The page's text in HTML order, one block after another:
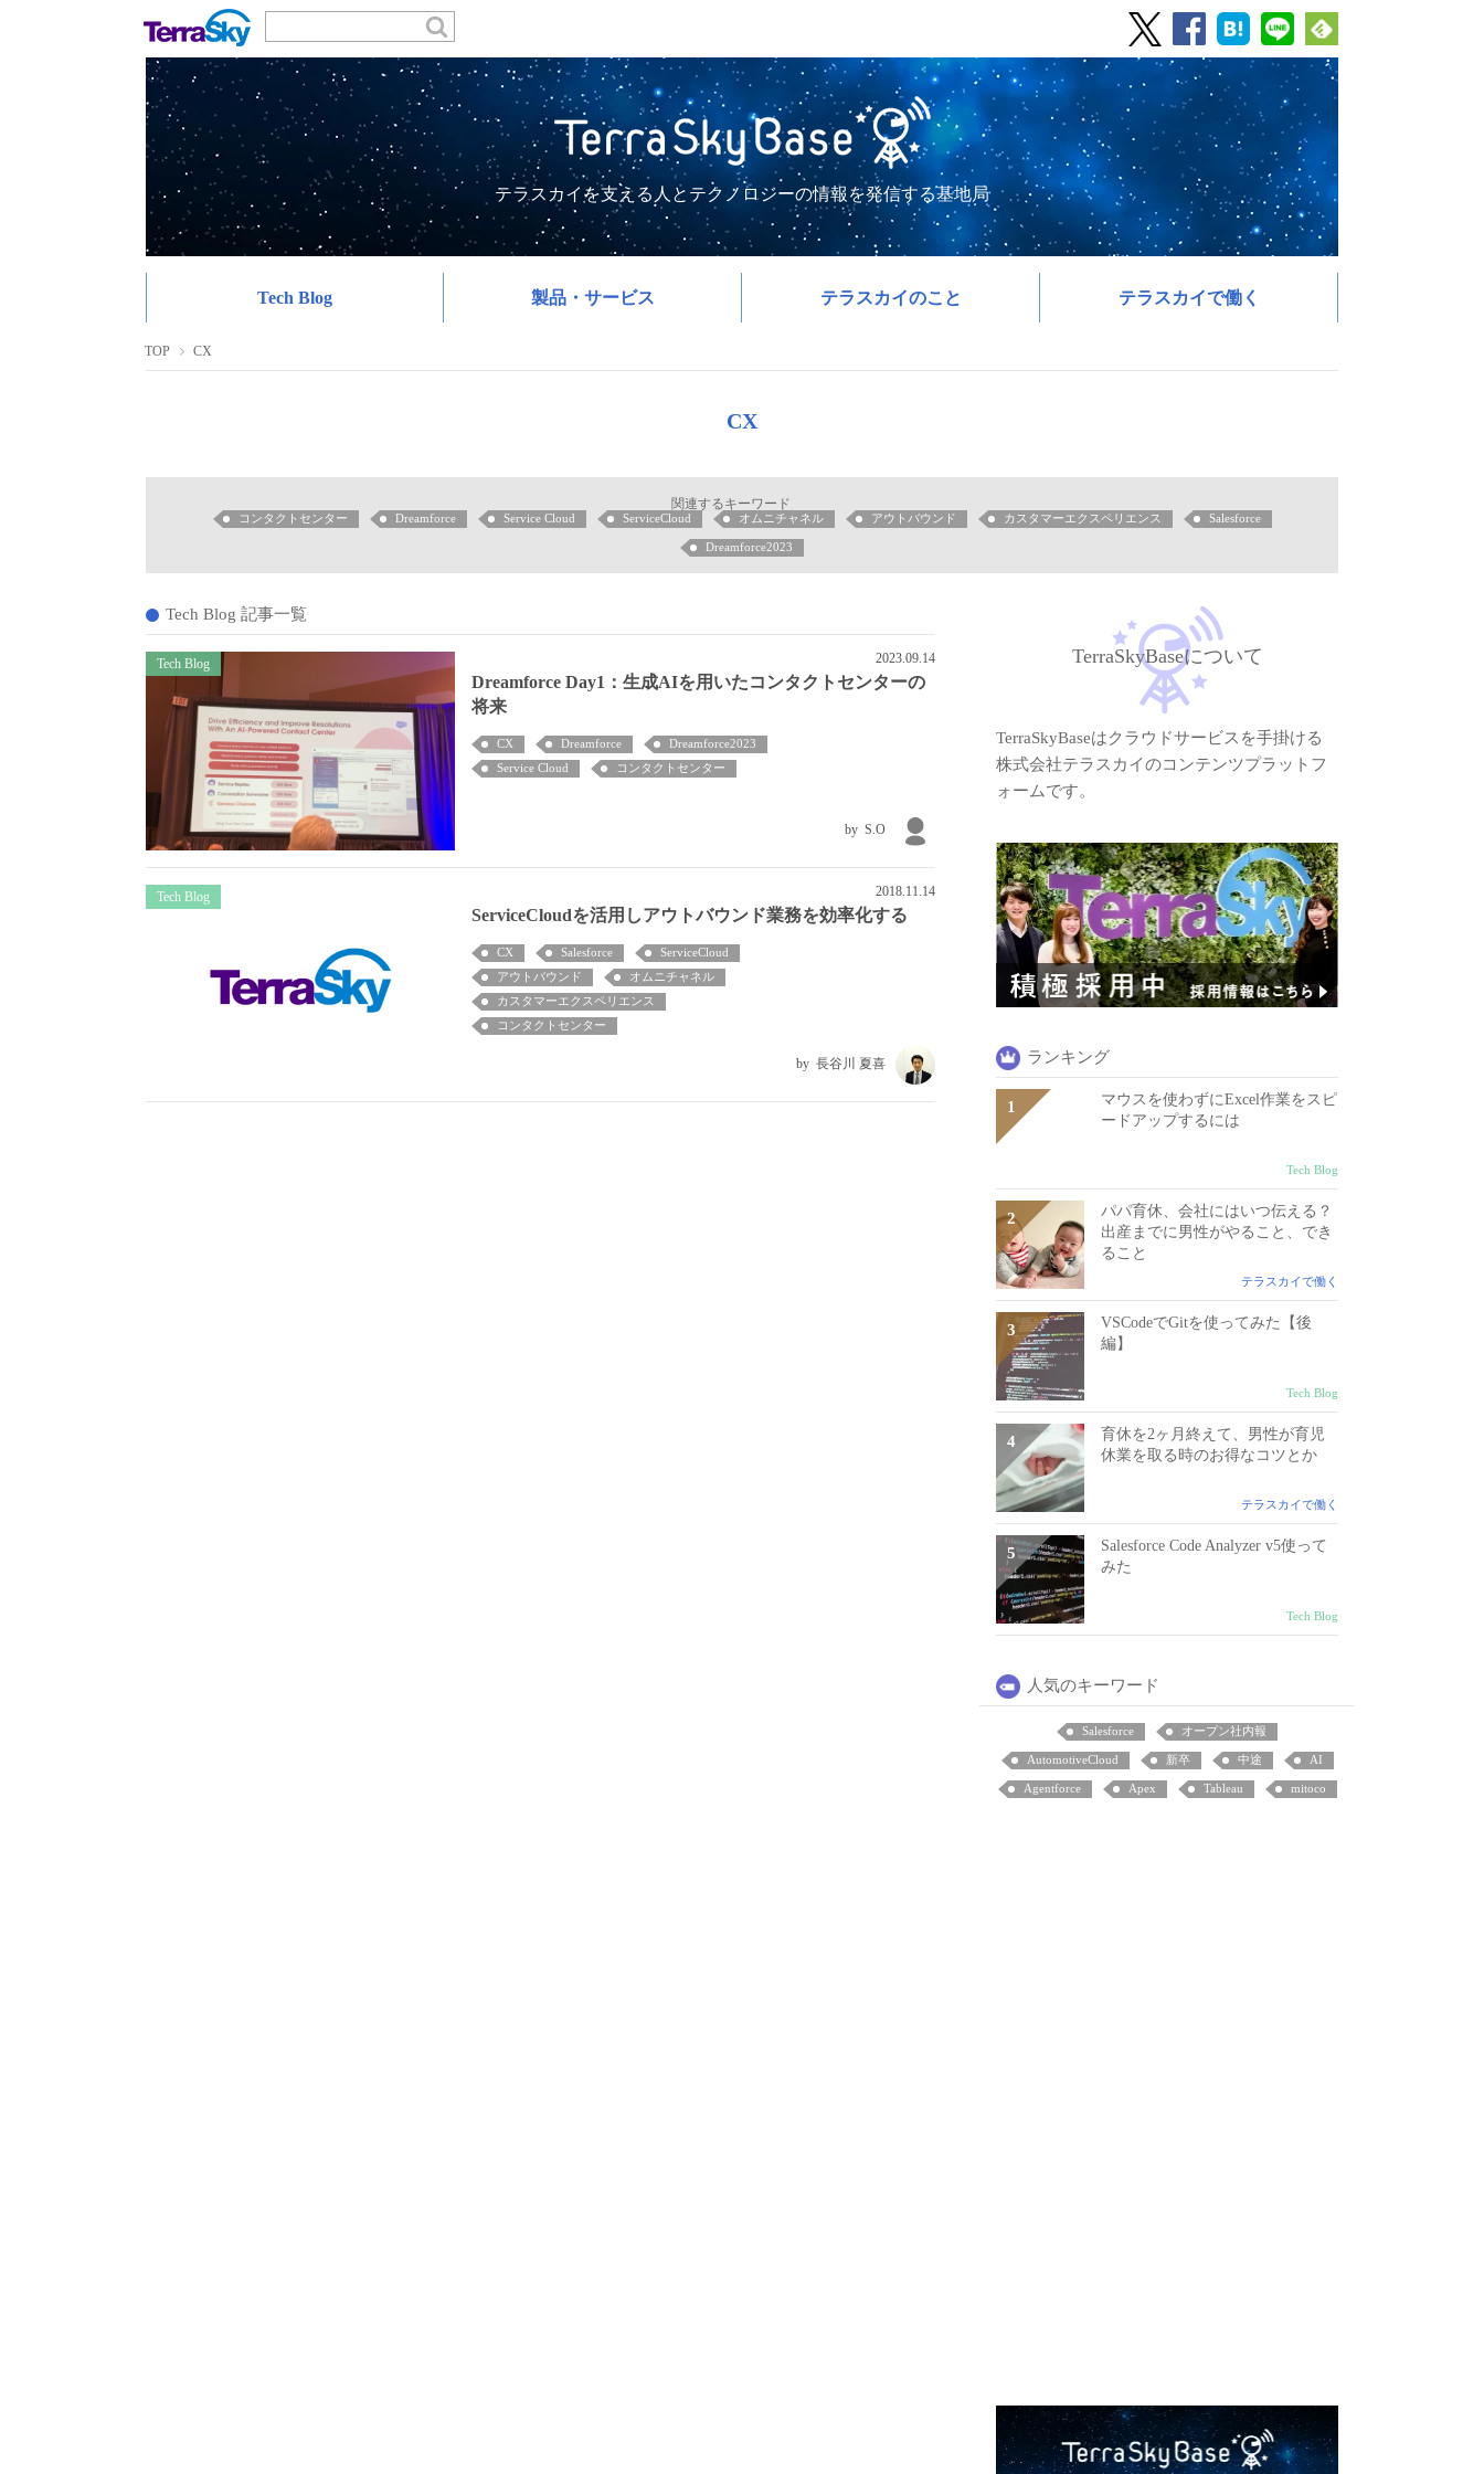
テラスカイを支える人とテクノロジーの情報を発信する基地局
Tech Blog 製品・サービス テラスカイのこと テラスカイで働く
TOP CX
CX
関連するキーワード
コンタクトセンター Dreamforce Service Cloud ServiceCloud オムニチャネル アウトバウンド カスタマーエクスペリエンス Salesforce
Dreamforce2023
Tech Blog 記事一覧
Tech Blog 2023.09.14
Dreamforce Day1：生成AIを用いたコンタクトセンターの
将来
CX Dreamforce
Dreamforce2023
Service Cloud
コンタクトセンター
S.O
Tech Blog 2018.11.14
ServiceCloudを活用しアウトバウンド業務を効率化する
CX Salesforce
ServiceCloud
アウトバウンド
オムニチャネル
カスタマーエクスペリエンス
コンタクトセンター
長谷川 夏喜
TerraSkyBaseについて
TerraSkyBaseはクラウドサービスを手掛ける
株式会社テラスカイのコンテンツプラットフ
ォームです。
ランキング
マウスを使わずにExcel作業をスピ
ードアップするには
Tech Blog
パパ育休、会社にはいつ伝える？
出産までに男性がやること、でき
ること
テラスカイで働く
VSCodeでGitを使ってみた【後
編】
Tech Blog
育休を2ヶ月終えて、男性が育児
休業を取る時のお得なコツとか
テラスカイで働く
Salesforce Code Analyzer v5使って
みた
Tech Blog
人気のキーワード
Salesforce オープン社内報
AutomotiveCloud 新卒 中途 AI
Agentforce Apex Tableau mitoco